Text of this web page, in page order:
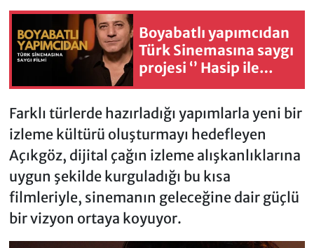
Boyabatlı yapımcıdan
Türk Sinemasına saygı
projesi ‘’ Hasip ile
Nasip ‘’ yeniden
çekiliyor
Farklı türlerde hazırladığı yapımlarla yeni bir
izleme kültürü oluşturmayı hedefleyen
Açıkgöz, dijital çağın izleme alışkanlıklarına
uygun şekilde kurguladığı bu kısa
filmleriyle, sinemanın geleceğine dair güçlü
bir vizyon ortaya koyuyor.